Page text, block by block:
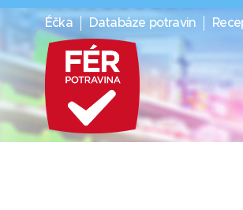
Éčka Databáze potravin